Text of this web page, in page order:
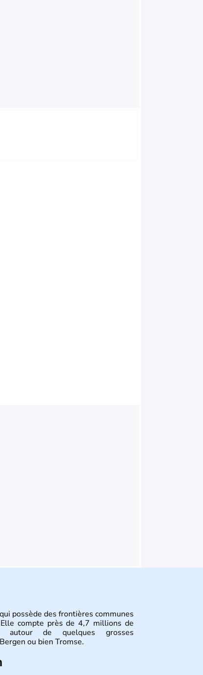
possède des frontières communes
compte près de 4,7 millions de
autour de quelques grosses
ou bien Tromse.